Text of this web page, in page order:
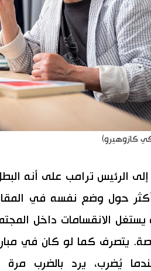
كازوهيرو)
إلى الرئيس ترامب على أنه
حول وضع نفسه في
يستغل الانقسامات داخل
يتصرف كما لو كان في
يُضرب، يرد بالضرب